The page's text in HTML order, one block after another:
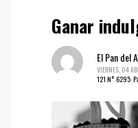
Ganar
El Pan del
VIERNES, 04
121 N° 6295,